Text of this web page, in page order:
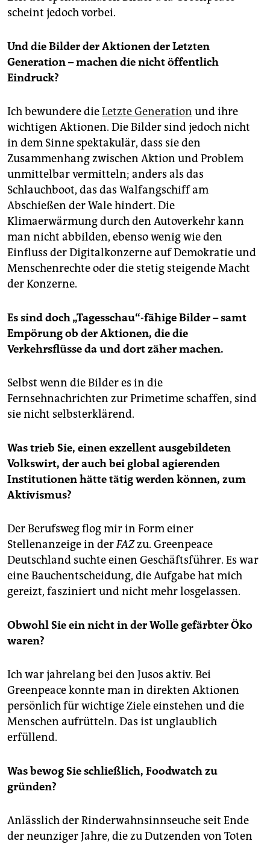
scheint jedoch vorbei.
Und die Bilder der Aktionen der Letzten
Generation – machen die nicht öffentlich
Eindruck?
Ich bewundere dieLetzte Generation und ihre
wichtigen Aktionen. Die Bilder sind jedoch nicht
in dem Sinne spektakulär, dass sie den
Zusammenhang zwischen Aktion und Problem
unmittelbar vermitteln; anders als das
Schlauchboot, das das Walfangschiff am
Abschießen der Wale hindert. Die
Klimaerwärmung durch den Autoverkehr kann
man nicht abbilden, ebenso wenig wie den
Einfluss der Digitalkonzerne auf Demokratie und
Menschenrechte oder die stetig steigende Macht
der Konzerne.
Es sind doch „Tagesschau“-fähige Bilder – samt
Empörung ob der Aktionen, die die
Verkehrsflüsse da und dort zäher machen.
Selbst wenn die Bilder es in die
Fernsehnachrichten zur Primetime schaffen, sind
sie nicht selbsterklärend.
Was trieb Sie, einen exzellent ausgebildeten
Volkswirt, der auch bei global agierenden
Institutionen hätte tätig werden können, zum
Aktivismus?
Der Berufsweg flog mir in Form einer
Stellenanzeige in derFAZzu. Greenpeace
Deutschland suchte einen Geschäftsführer. Es war
eine Bauchentscheidung, die Aufgabe hat mich
gereizt, fasziniert und nicht mehr losgelassen.
Obwohl Sie ein nicht in der Wolle gefärbter Öko
waren?
Ich war jahrelang bei den Jusos aktiv. Bei
Greenpeace konnte man in direkten Aktionen
persönlich für wichtige Ziele einstehen und die
Menschen aufrütteln. Das ist unglaublich
erfüllend.
Was bewog Sie schließlich, Foodwatch zu
gründen?
Anlässlich der Rinderwahnsinnseuche seit Ende
der neunziger Jahre, die zu Dutzenden von Toten